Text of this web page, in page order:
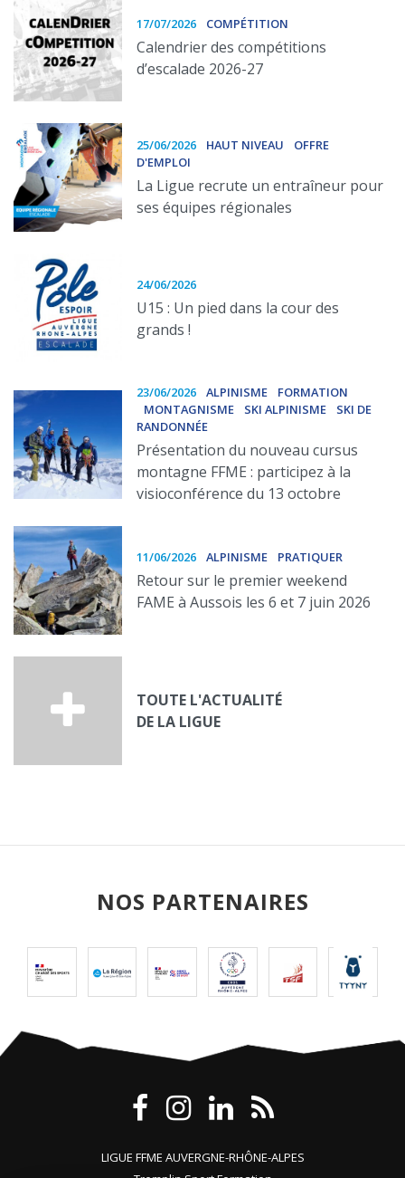
17/07/2026 COMPÉTITION
Calendrier des compétitions
d’escalade 2026-27
25/06/2026 HAUT NIVEAU
OFFRE
D'EMPLOI
La Ligue recrute un entraîneur pour
ses équipes régionales
24/06/2026
U15 : Un pied dans la cour des
grands !
23/06/2026 ALPINISME
FORMATION
MONTAGNISME
SKI ALPINISME
SKI DE
RANDONNÉE
Présentation du nouveau cursus
montagne FFME : participez à la
visioconférence du 13 octobre
11/06/2026 ALPINISME PRATIQUER
Retour sur le premier weekend
FAME à Aussois les 6 et 7 juin 2026
TOUTE L'ACTUALITÉ
DE LA LIGUE
NOS PARTENAIRES
LIGUE FFME AUVERGNE-RHÔNE-ALPES